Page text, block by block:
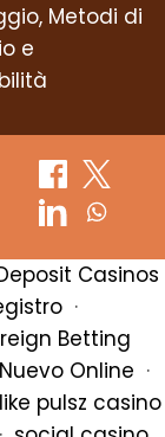
Metodi di
e
Casinos
·
Betting
Online ·
pulsz casino